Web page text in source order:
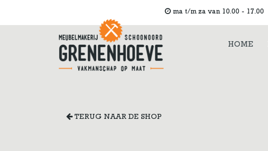
ma t/m za van 10.00 - 17.00
HOME
TERUG NAAR DE SHOP